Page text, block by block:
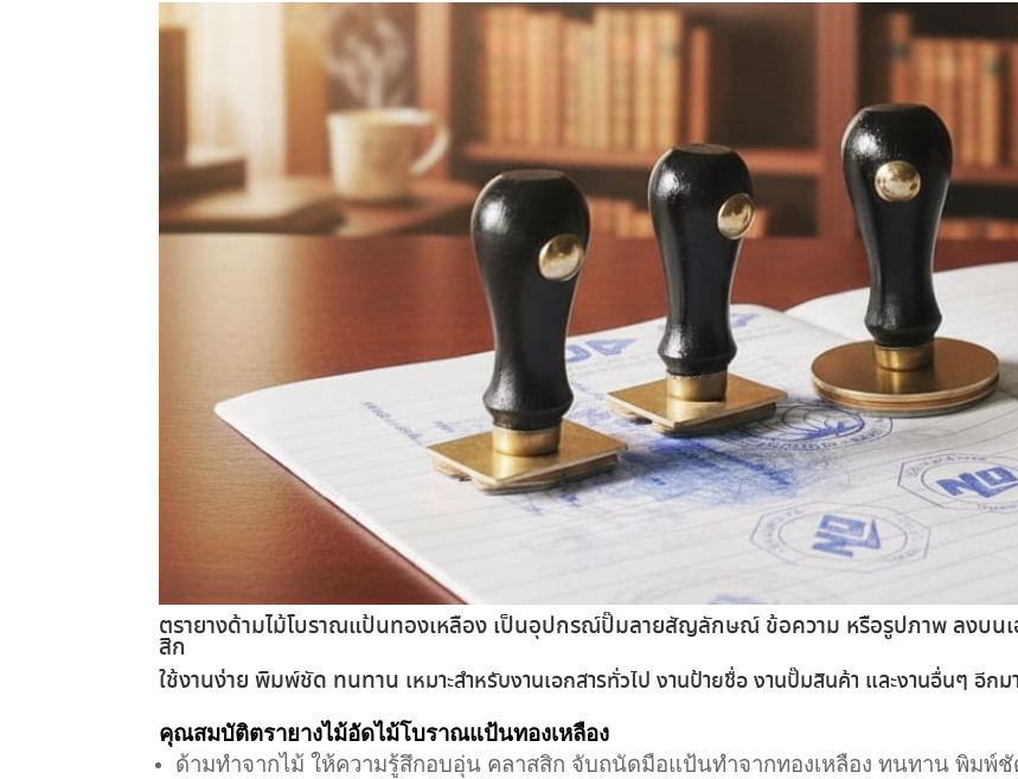
ตรายางด้ามไม้โบราณแป้นทองเหลือง เป็นอุปกรณ์ปั๊มลายสัญลักษณ์ ข้อความ หรือรูปภาพ ลงบน
สิก
ใช้งานง่าย พิมพ์ชัด ทนทาน เหมาะสำหรับงานเอกสารทั่วไป งานป้ายชื่อ งานปั๊มสินค้า และงานอื่นๆ อีกม
คุณสมบัติตรายางไม้อัดไม้โบราณแป้นทองเหลือง
ด้ามทำจากไม้ ให้ความรู้สึกอบอุ่น คลาสสิก จับถนัดมือแป้นทำจากทองเหลือง ทนทาน พิมพ์